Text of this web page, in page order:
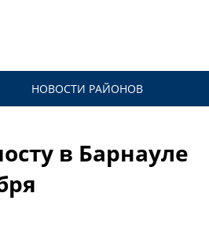
НОВОСТИ РАЙОНОВ
в Барнауле